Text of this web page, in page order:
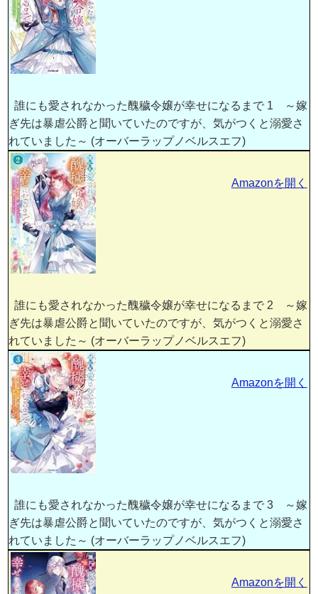
誰にも愛されなかった醜穢令嬢が幸せになるまで 1 ～嫁
ぎ先は暴虐公爵と聞いていたのですが、気がつくと溺愛さ
れていました～ (オーバーラップノベルスエフ)
誰にも愛されなかった醜穢令嬢が幸せになるまで 2 ～嫁
ぎ先は暴虐公爵と聞いていたのですが、気がつくと溺愛さ
れていました～ (オーバーラップノベルスエフ)
Amazonを開く
誰にも愛されなかった醜穢令嬢が幸せになるまで 3 ～嫁
ぎ先は暴虐公爵と聞いていたのですが、気がつくと溺愛さ
れていました～ (オーバーラップノベルスエフ)
Amazonを開く
Amazonを開く